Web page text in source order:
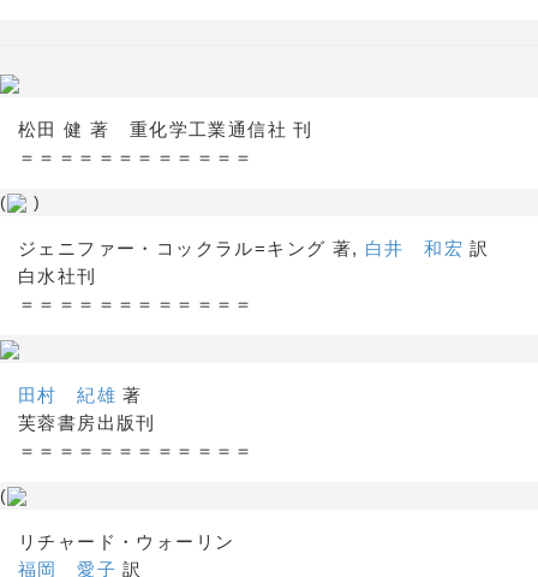
松田 健 著 重化学工業通信社 刊
＝＝＝＝＝＝＝＝＝＝＝＝
( )
ジェニファー・コックラル=キング 著, 白井 和宏 訳
白水社刊
＝＝＝＝＝＝＝＝＝＝＝＝
田村 紀雄 著
芙蓉書房出版刊
＝＝＝＝＝＝＝＝＝＝＝＝
(
リチャード・ウォーリン
福岡 愛子 訳